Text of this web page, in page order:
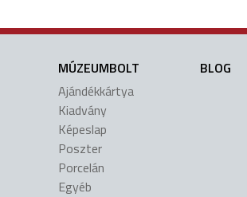
MÚZEUMBOLT
Ajándékkártya
Kiadvány
Képeslap
Poszter
Porcelán
Egyéb
BLOG